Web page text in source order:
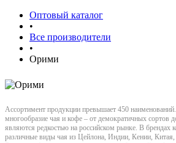
Оптовый каталог
•
Все производители
•
Орими
Ассортимент продукции превышает 450
многообразие чая и кофе – от демократичных сортов
являются редкостью на российском рынке. В брендах
различные виды чая из Цейлона, Индии, Кении,